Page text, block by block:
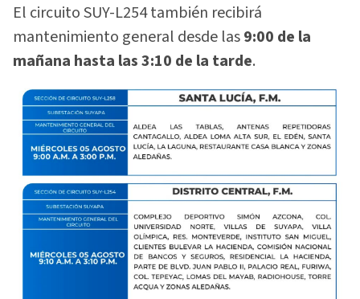
El circuito SUY-L254 también recibirá
mantenimiento general desde las9:00 de la
mañana hasta las 3:10 de la tarde.